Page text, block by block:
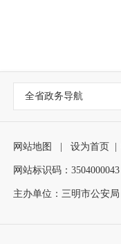
全省政务导航
网站地图 设为首页
网站标识码：3504000043
主办单位：三明市公安局